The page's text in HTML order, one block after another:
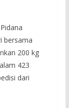
bersama
200 kg
423
dari